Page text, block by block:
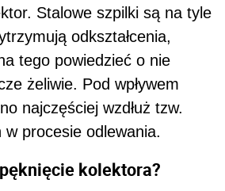
Stalowe szpilki są na tyle
odkształcenia,
tego powiedzieć o nie
żeliwie. Pod wpływem
najczęściej wzdłuż tzw.
w procesie odlewania.
kolektora?